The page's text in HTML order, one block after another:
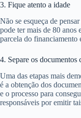
3. Fique atento a idade
Não se esqueça de
pode ter mais de 80 anos
parcela do financiamento
4. Separe os
Uma das etapas mais
é a obtenção dos
e o processo para
responsáveis por emitir